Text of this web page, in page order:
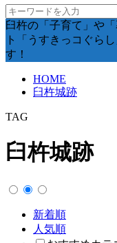
臼杵の「子育て」や
ト「うすきっコぐら
す！
HOME
臼杵城跡
TAG
臼杵城跡
新着順
人気順